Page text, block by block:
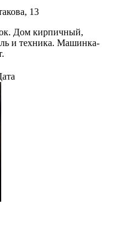
13
Дом кирпичный,
и техника. Машинка-